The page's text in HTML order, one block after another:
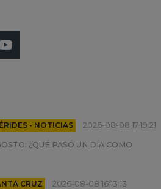
- NOTICIAS 2026-08-08 17:19:21
¿QUÉ PASÓ UN DÍA COMO
CRUZ 2026-08-08 16:13:13